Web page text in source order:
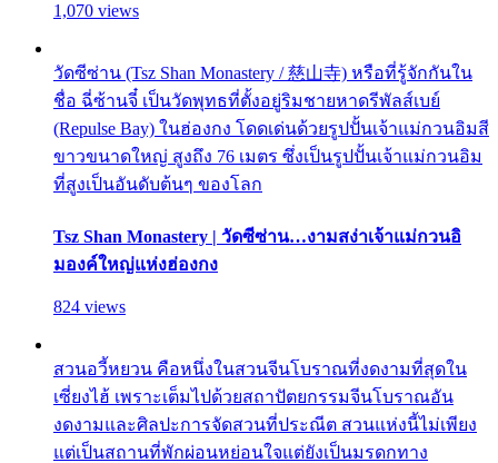
1,070 views
วัดซีซ่าน (Tsz Shan Monastery / 慈山寺) หรือที่รู้จักกันใน
ชื่อ ฉี่ซ้านจี๋ เป็นวัดพุทธที่ตั้งอยู่ริมชายหาดรีพัลส์เบย์
(Repulse Bay) ในฮ่องกง โดดเด่นด้วยรูปปั้นเจ้าแม่กวนอิมสี
ขาวขนาดใหญ่ สูงถึง 76 เมตร ซึ่งเป็นรูปปั้นเจ้าแม่กวนอิม
ที่สูงเป็นอันดับต้นๆ ของโลก
Tsz Shan Monastery | วัดซีซ่าน…งามสง่าเจ้าแม่กวนอิ
มองค์ใหญ่แห่งฮ่องกง
824 views
สวนอวี้หยวน คือหนึ่งในสวนจีนโบราณที่งดงามที่สุดใน
เซี่ยงไฮ้ เพราะเต็มไปด้วยสถาปัตยกรรมจีนโบราณอัน
งดงามและศิลปะการจัดสวนที่ประณีต สวนแห่งนี้ไม่เพียง
แต่เป็นสถานที่พักผ่อนหย่อนใจแต่ยังเป็นมรดกทาง